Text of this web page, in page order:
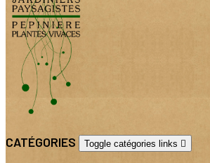
CATÉGORIES Toggle catégories links 